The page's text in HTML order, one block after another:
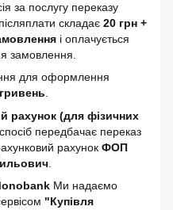
за послугу переказу
складає 20 грн +
і оплачується
замовлення.
для оформлення
.
рахунок (для фізичних
передбачає переказ
рахунок ФОП
Ми надаємо
"Купівля